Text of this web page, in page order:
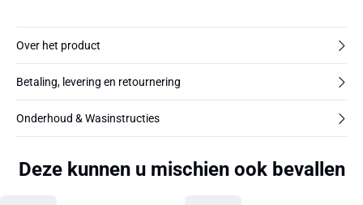
Over het product
Betaling, levering en retournering
Onderhoud & Wasinstructies
Deze kunnen u mischien ook bevallen